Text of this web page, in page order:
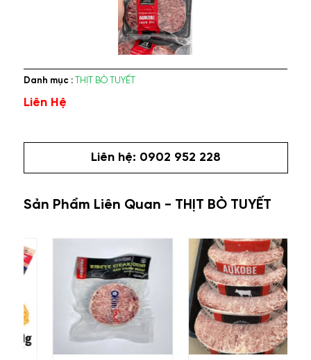
Danh mục : THỊT BÒ TUYẾT
Liên Hệ
Liên hệ: 0902 952 228
Sản Phẩm Liên Quan - THỊT BÒ TUYẾT